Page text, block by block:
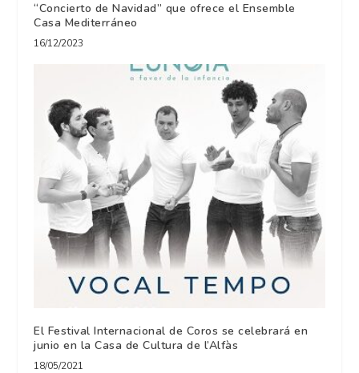
“Concierto de Navidad” que ofrece el Ensemble
Casa Mediterráneo
16/12/2023
El Festival Internacional de Coros se celebrará en
junio en la Casa de Cultura de l’Alfàs
18/05/2021